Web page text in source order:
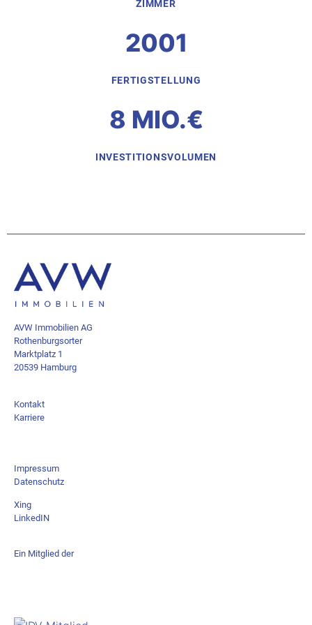
ZIMMER
2001
FERTIGSTELLUNG
8 MIO.€
INVESTITIONSVOLUMEN
AVW Immobilien AG
Rothenburgsorter
Marktplatz 1
20539 Hamburg
Kontakt
Karriere
Impressum
Datenschutz
Xing
LinkedIN
Ein Mitglied der